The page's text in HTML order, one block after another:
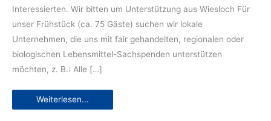
Interessierten. Wir bitten um Unterstützung aus Wiesloch Für
unser Frühstück (ca. 75 Gäste) suchen wir lokale
Unternehmen, die uns mit fair gehandelten, regionalen oder
biologischen Lebensmittel-Sachspenden unterstützen
möchten, z. B.: Alle […]
Faires
Weiterlesen...